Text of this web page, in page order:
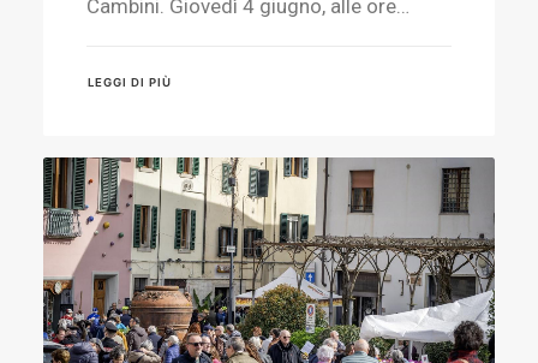
Cambini. Giovedì 4 giugno, alle ore…
LEGGI DI PIÙ